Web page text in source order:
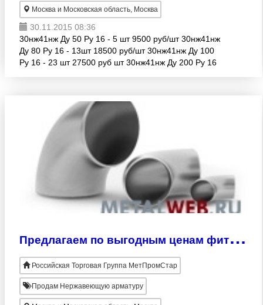
Москва и Московская область, Москва
30.11.2015 08:36
30нж41нж Ду 50 Ру 16 - 5 шт 9500 руб/шт 30нж41нж
Ду 80 Ру 16 - 13шт 18500 руб/шт 30нж41нж Ду 100
Ру 16 - 23 шт 27500 руб шт 30нж41нж Ду 200 Ру 16
П
редлагаем по выгодным ценам фитинги приварные!
Российская Торговая Группа МетПромСтар
Продам Нержавеющую арматуру